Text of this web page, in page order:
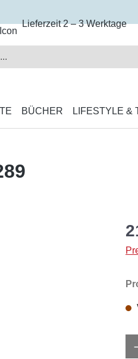
Lieferzeit 2 – 3 Werktage
BÜCHER LIFESTYLE &